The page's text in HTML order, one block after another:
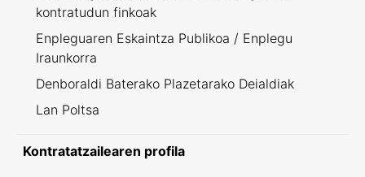
kontratudun finkoak
Enpleguaren Eskaintza Publikoa / Enplegu
Iraunkorra
Denboraldi Baterako Plazetarako Deialdiak
Lan Poltsa
Kontratatzailearen profila